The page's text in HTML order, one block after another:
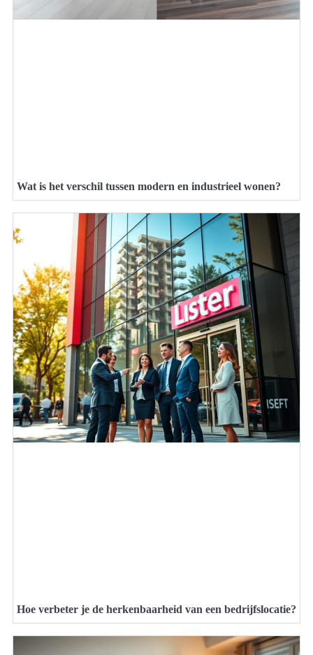
Wat is het verschil tussen modern en industrieel wonen?
Hoe verbeter je de herkenbaarheid van een bedrijfslocatie?